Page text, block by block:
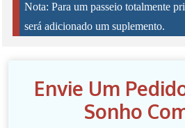
Nota: Para um passeio totalmente
será adicionado um suplemento.
Envie Um
Sonho